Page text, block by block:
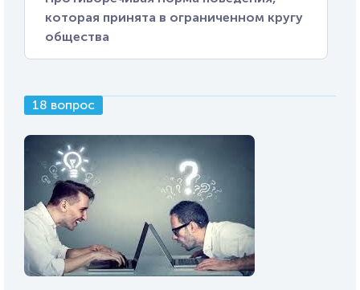
которая принята в ограниченном кругу
общества
18 вопрос